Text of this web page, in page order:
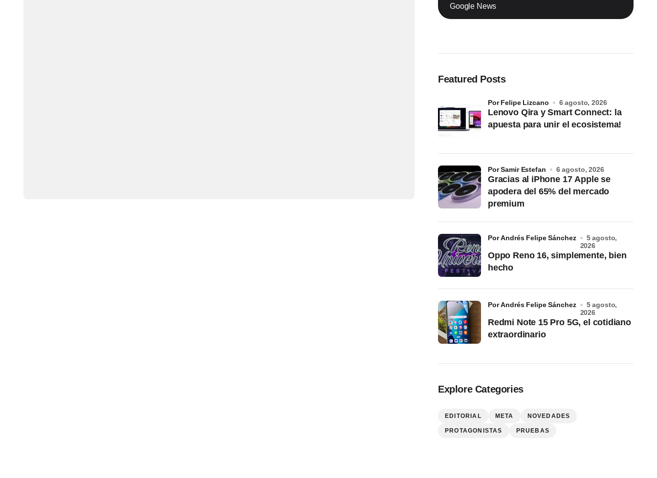
Google News
Featured Posts
Lenovo Qira y Smart Connect: la
apuesta para unir el ecosistema!
por Felipe Lizcano 6 agosto, 2026
Gracias al iPhone 17 Apple se
apodera del 65% del mercado
premium
por Samir Estefan 6 agosto, 2026
Oppo Reno 16, simplemente, bien
hecho
por Andrés Felipe Sánchez
5 agosto,
2026
Redmi Note 15 Pro 5G, el cotidiano
extraordinario
por Andrés Felipe Sánchez
5 agosto,
2026
Explore Categories
EDITORIAL META NOVEDADES
PROTAGONISTAS PRUEBAS